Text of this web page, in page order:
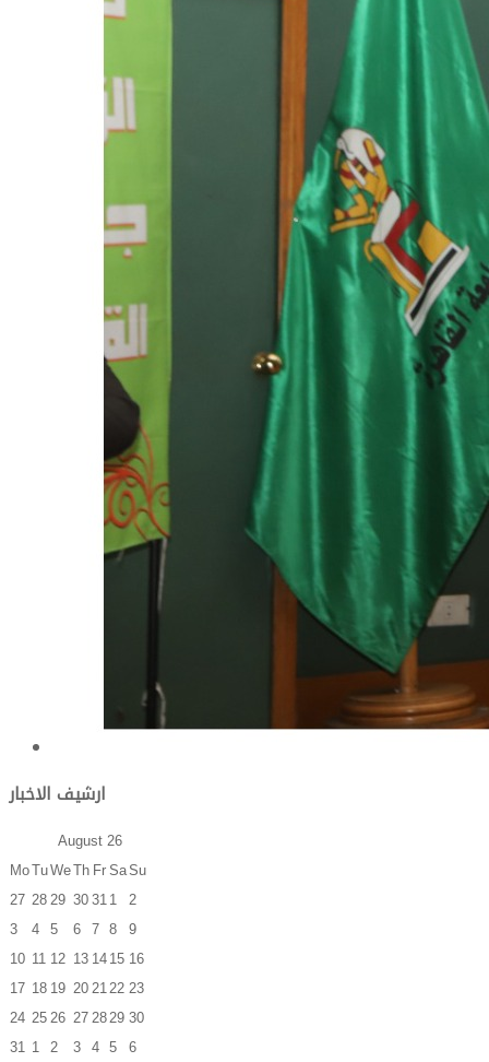
ارشيف الاخبار
August26
MoTuWeThFrSaSu
27 2829 30311 2
3 4 5 6 7 8 9
10 11 12 131415 16
17 1819 20212223
24 2526 27282930
31 1 2 3 4 5 6